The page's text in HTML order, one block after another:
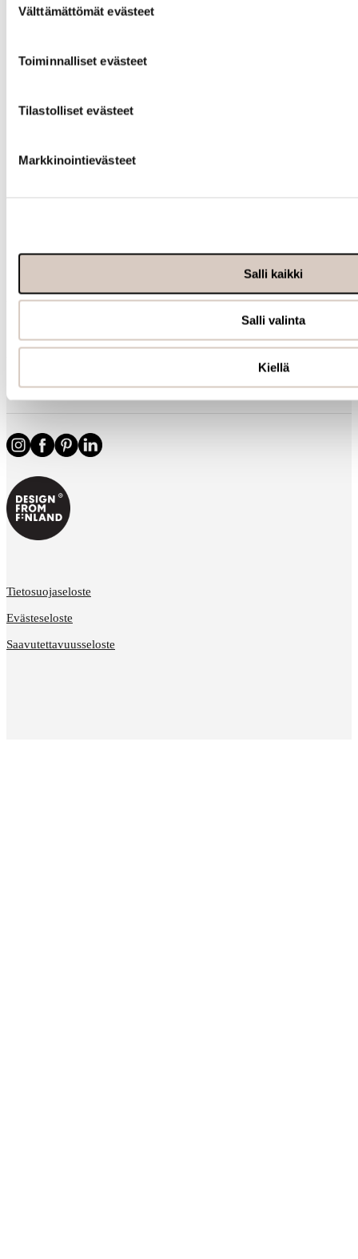
valinta
Välttämättömät evästeet
Toiminnalliset evästeet
Tilastolliset evästeet
Markkinointievästeet
Salli kaikki
Salli valinta
Kiellä
Tietoa
Ota yhteyttä
Tietoa meistä
Tietosuojaseloste
Evästeseloste
Saavutettavuusseloste